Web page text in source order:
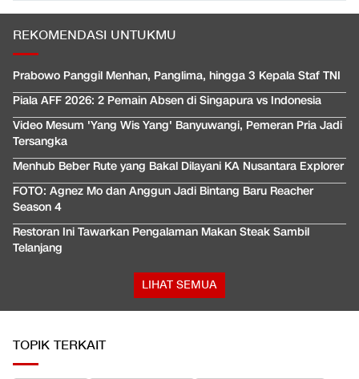
REKOMENDASI UNTUKMU
Prabowo Panggil Menhan, Panglima, hingga 3 Kepala Staf TNI
Piala AFF 2026: 2 Pemain Absen di Singapura vs Indonesia
Video Mesum 'Yang Wis Yang' Banyuwangi, Pemeran Pria Jadi
Tersangka
Menhub Beber Rute yang Bakal Dilayani KA Nusantara Explorer
FOTO: Agnez Mo dan Anggun Jadi Bintang Baru Reacher
Season 4
Restoran Ini Tawarkan Pengalaman Makan Steak Sambil
Telanjang
LIHAT SEMUA
TOPIK TERKAIT